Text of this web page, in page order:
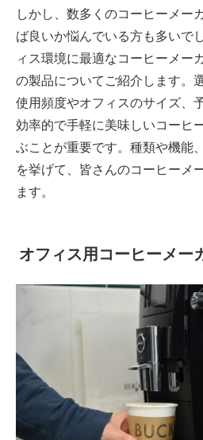
しかし、数多くのコーヒーメー
ば良いか悩んでいる方も多いで
ィス環境に最適なコーヒーメー
の製品についてご紹介します。
使用頻度やオフィスのサイズ、
効率的で手軽に美味しいコーヒ
ぶことが重要です。種類や機能
を挙げて、皆さんのコーヒーメ
ます。
オフィス用コーヒーメー